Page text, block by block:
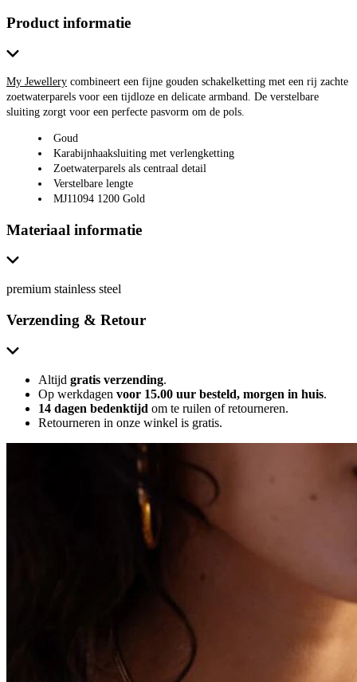
Product informatie
My Jewellery combineert een fijne gouden schakelketting met een rij zachte
zoetwaterparels voor een tijdloze en delicate armband. De verstelbare
sluiting zorgt voor een perfecte pasvorm om de pols.
Goud
Karabijnhaaksluiting met verlengketting
Zoetwaterparels als centraal detail
Verstelbare lengte
MJ11094 1200 Gold
Materiaal informatie
premium stainless steel
Verzending & Retour
Altijd gratis verzending.
Op werkdagen voor 15.00 uur besteld, morgen in huis.
14 dagen bedenktijd om te ruilen of retourneren.
Retourneren in onze winkel is gratis.